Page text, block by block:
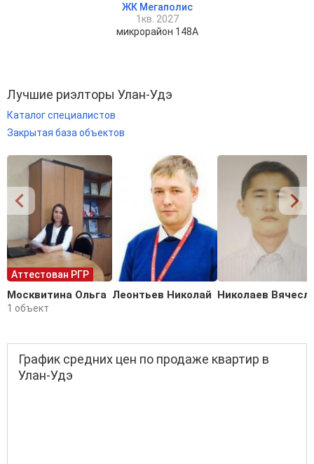
ЖК Мегаполис
1кв. 2027
микрорайон 148А
Лучшие риэлторы Улан-Удэ
Каталог специалистов
Закрытая база объектов
Аттестован РГР
Москвитина Ольга
1 объект
Леонтьев Николай Николаев
График средних цен по продаже квартир в
Улан-Удэ